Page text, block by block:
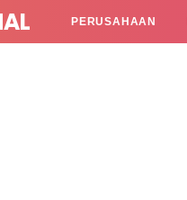
PERUSAHAAN